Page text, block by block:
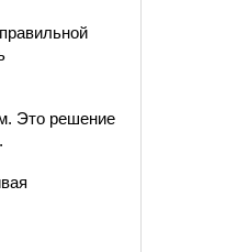
Это решение